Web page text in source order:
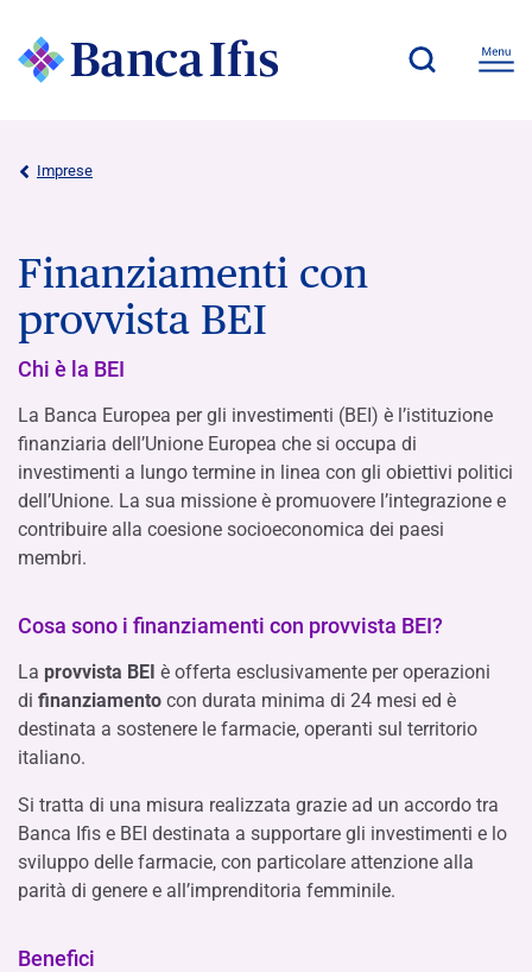
Imprese
Finanziamenti con
provvista BEI
Chi è la BEI
La Banca Europea per gli investimenti (BEI) è l’istituzione
finanziaria dell’Unione Europea che si occupa di
investimenti a lungo termine in linea con gli obiettivi politici
dell’Unione. La sua missione è promuovere l’integrazione e
contribuire alla coesione socioeconomica dei paesi
membri.
Cosa sono i finanziamenti con provvista BEI?
La provvista BEI è offerta esclusivamente per operazioni
di finanziamento con durata minima di 24 mesi ed è
destinata a sostenere le farmacie, operanti sul territorio
italiano.
Si tratta di una misura realizzata grazie ad un accordo tra
Banca Ifis e BEI destinata a supportare gli investimenti e lo
sviluppo delle farmacie, con particolare attenzione alla
parità di genere e all’imprenditoria femminile.
Benefici